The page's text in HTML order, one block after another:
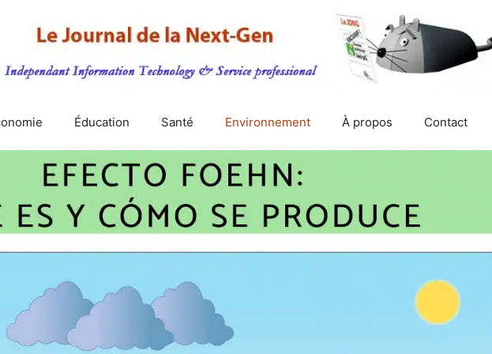
Éducation Santé Environnement À propos Contact